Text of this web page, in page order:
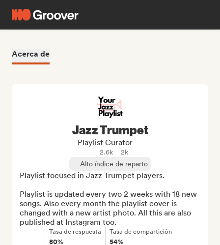
Acerca de
Jazz Trumpet
Playlist Curator
2.6k
2k
Alto índice de reparto
Playlist focused in Jazz Trumpet players.
Playlist is updated every two 2 weeks with 18 new
songs. Also every month the playlist cover is
changed with a new artist photo. All this are also
published at Instagram too.
Tasa de respuesta
80%
Tasa de compartición
54%